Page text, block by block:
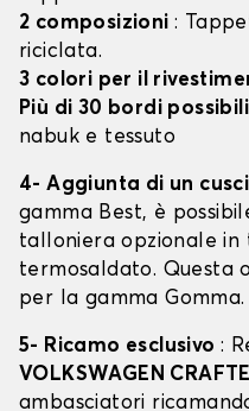
2 composizioni :
riciclata.
3 colori per il
Più di 30 bordi
nabuk e tessuto
4- Aggiunta di un
gamma Best, è
talloniera opzionale in
termosaldato. Questa
per la gamma Gomma.
5- Ricamo esclusivo :
VOLKSWAGEN
ambasciatori